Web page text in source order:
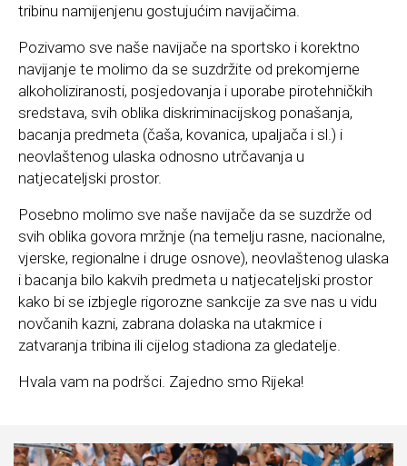
tribinu namijenjenu gostujućim navijačima.
Pozivamo sve naše navijače na sportsko i korektno
navijanje te molimo da se suzdržite od prekomjerne
alkoholiziranosti, posjedovanja i uporabe pirotehničkih
sredstava, svih oblika diskriminacijskog ponašanja,
bacanja predmeta (čaša, kovanica, upaljača i sl.) i
neovlaštenog ulaska odnosno utrčavanja u
natjecateljski prostor.
Posebno molimo sve naše navijače da se suzdrže od
svih oblika govora mržnje (na temelju rasne, nacionalne,
vjerske, regionalne i druge osnove), neovlaštenog ulaska
i bacanja bilo kakvih predmeta u natjecateljski prostor
kako bi se izbjegle rigorozne sankcije za sve nas u vidu
novčanih kazni, zabrana dolaska na utakmice i
zatvaranja tribina ili cijelog stadiona za gledatelje.
Hvala vam na podršci. Zajedno smo Rijeka!